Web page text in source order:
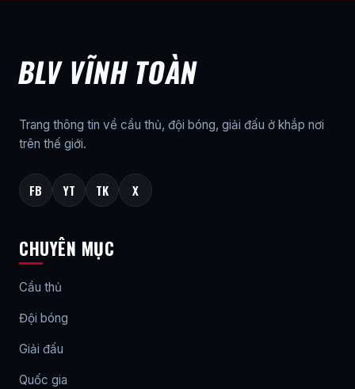
BLV VĨNH TOÀN
Trang thông tin về cầu thủ, đội bóng, giải đấu ở khắp nơi
trên thế giới.
FB YT TK X
CHUYÊN MỤC
Cầu thủ
Đội bóng
Giải đấu
Quốc gia